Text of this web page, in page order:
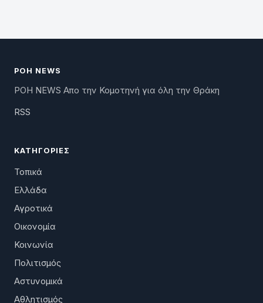
ΡΟΗ NEWS
ΡΟΗ NEWS Απο την Κομοτηνή για όλη την Θράκη
RSS
ΚΑΤΗΓΟΡΊΕΣ
Τοπικά
Ελλάδα
Αγροτικά
Οικονομία
Κοινωνία
Πολιτισμός
Αστυνομικά
Αθλητισμός